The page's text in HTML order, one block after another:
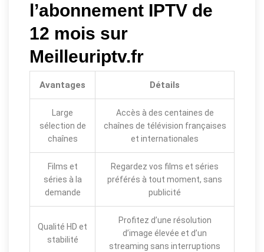
l’abonnement IPTV de
12 mois sur
Meilleuriptv.fr
Avantages Détails
Large
sélection de
chaînes
Accès à des centaines de
chaînes de télévision françaises
et internationales
Films et
séries à la
demande
Regardez vos films et séries
préférés à tout moment, sans
publicité
Qualité HD et
stabilité
Profitez d’une résolution
d’image élevée et d’un
streaming sans interruptions